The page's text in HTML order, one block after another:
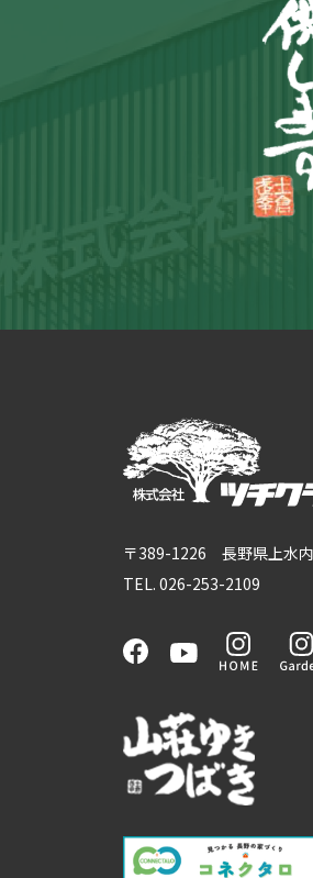
〒389-1226 長野県上水
TEL. 026-253-2109